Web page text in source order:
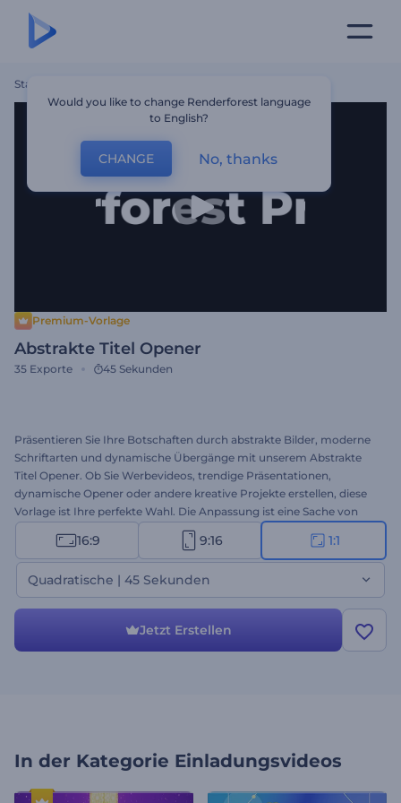
Startseite
Premium-Vorlage
Abstrakte Titel Opener
35 Exporte 45 Sekunden
Präsentieren Sie Ihre Botschaften durch abstrakte Bilder, moderne
Schriftarten und dynamische Übergänge mit unserem Abstrakte
Titel Opener. Ob Sie Werbevideos, trendige Präsentationen,
dynamische Opener oder andere kreative Projekte erstellen, diese
Vorlage ist Ihre perfekte Wahl. Die Anpassung ist eine Sache von
Minuten: Laden Sie Ihre Mediendateien hoch, geben Sie Ihren Text
ein, fügen Sie Ihr Logo ein und beleben Sie Ihr Video mit einem
peppigen Musiktitel oder Ihrer Sprachaufnahme. Versuchen Sie es
jetzt und fesseln Sie Ihr Publikum mit abstrakten Titeln!
16:9 9:16 1:1
Quadratische | 45 Sekunden
Jetzt Erstellen
In der Kategorie Einladungsvideos
Would you like to change Renderforest language
to English?
CHANGE No, thanks